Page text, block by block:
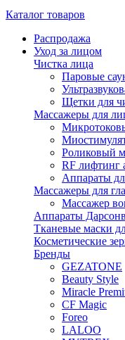
Каталог товаров
Распродажа
Уход за лицом
Чистка лица
Паровые
Щетки для
Массажеры для
Роликовый
RF лифтинг
Аппараты
Массажеры для
Массажер
Аппараты
Тканевые маски
Косметические
Бренды
GEZATONE
Beauty Style
Miracle
CF Magic
Foreo
LALOO